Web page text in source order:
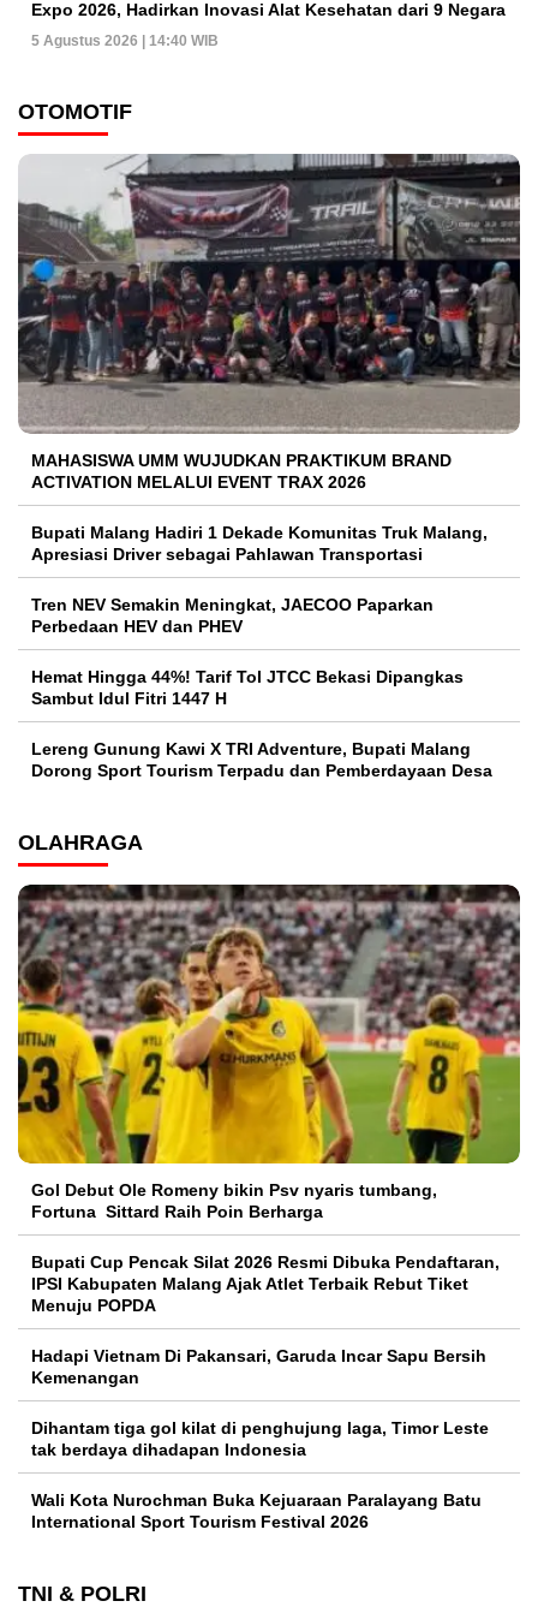
Expo 2026, Hadirkan Inovasi Alat Kesehatan dari 9 Negara
5 Agustus 2026 | 14:40 WIB
OTOMOTIF
MAHASISWA UMM WUJUDKAN PRAKTIKUM BRAND
ACTIVATION MELALUI EVENT TRAX 2026
Bupati Malang Hadiri 1 Dekade Komunitas Truk Malang,
Apresiasi Driver sebagai Pahlawan Transportasi
Tren NEV Semakin Meningkat, JAECOO Paparkan
Perbedaan HEV dan PHEV
Hemat Hingga 44%! Tarif Tol JTCC Bekasi Dipangkas
Sambut Idul Fitri 1447 H
Lereng Gunung Kawi X TRI Adventure, Bupati Malang
Dorong Sport Tourism Terpadu dan Pemberdayaan Desa
OLAHRAGA
Gol Debut Ole Romeny bikin Psv nyaris tumbang,
Fortuna Sittard Raih Poin Berharga
Bupati Cup Pencak Silat 2026 Resmi Dibuka Pendaftaran,
IPSI Kabupaten Malang Ajak Atlet Terbaik Rebut Tiket
Menuju POPDA
Hadapi Vietnam Di Pakansari, Garuda Incar Sapu Bersih
Kemenangan
Dihantam tiga gol kilat di penghujung laga, Timor Leste
tak berdaya dihadapan Indonesia
Wali Kota Nurochman Buka Kejuaraan Paralayang Batu
International Sport Tourism Festival 2026
TNI & POLRI